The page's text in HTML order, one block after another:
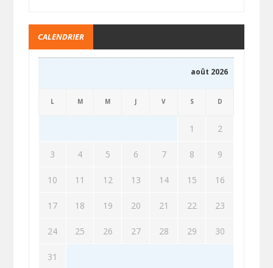
CALENDRIER
août 2026
L M M J V S D
1 2
3 4 5 6 7 8 9
10 11 12 13 14 15 16
17 18 19 20 21 22 23
24 25 26 27 28 29 30
31